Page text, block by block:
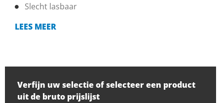
Slecht lasbaar
LEES MEER
Verfijn uw selectie of selecteer een product
uit de bruto prijslijst